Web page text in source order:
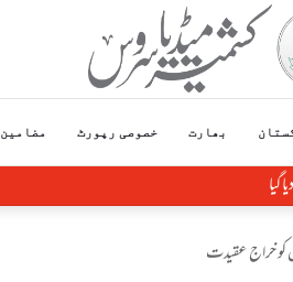
بھارت خصوصی رپورٹ مضامین
کو خراج عقیدت